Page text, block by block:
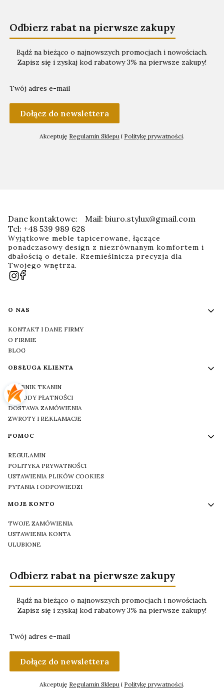
Odbierz rabat na pierwsze zakupy
Bądź na bieżąco o najnowszych promocjach i nowościach.
Zapisz się i zyskaj kod rabatowy 3% na pierwsze zakupy!
Twój adres e-mail
Dołącz do newslettera
Akceptuję Regulamin Sklepu i Politykę prywatności.
Dane kontaktowe:
Tel: +48 539 989 628
Mail: biuro.stylux@gmail.com
Wyjątkowe meble tapicerowane, łączące
ponadczasowy design z niezrównanym komfortem i
dbałością o detale. Rzemieślnicza precyzja dla
Twojego wnętrza.
Linki w stopce
O NAS
KONTAKT I DANE FIRMY
O FIRMIE
BLOG
OBSŁUGA KLIENTA
PRÓBNIK TKANIN
METODY PŁATNOŚCI
DOSTAWA ZAMÓWIENIA
ZWROTY I REKLAMACJE
POMOC
REGULAMIN
POLITYKA PRYWATNOŚCI
USTAWIENIA PLIKÓW COOKIES
PYTANIA I ODPOWIEDZI
MOJE KONTO
TWOJE ZAMÓWIENIA
USTAWIENIA KONTA
ULUBIONE
Odbierz rabat na pierwsze zakupy
Bądź na bieżąco o najnowszych promocjach i nowościach.
Zapisz się i zyskaj kod rabatowy 3% na pierwsze zakupy!
Twój adres e-mail
Dołącz do newslettera
Akceptuję Regulamin Sklepu i Politykę prywatności.